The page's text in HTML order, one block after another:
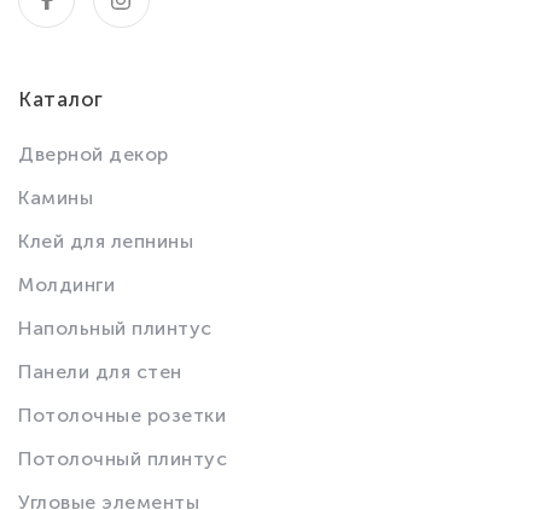
Каталог
Дверной декор
Камины
Клей для лепнины
Молдинги
Напольный плинтус
Панели для стен
Потолочные розетки
Потолочный плинтус
Угловые элементы